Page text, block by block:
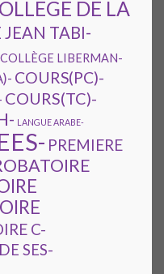
DE LA
JEAN TABI-
COLLÈGE LIBERMAN-
COURS(PC)-
COURS(TC)-
LANGUE ARABE-
PREMIERE
C-
SES-